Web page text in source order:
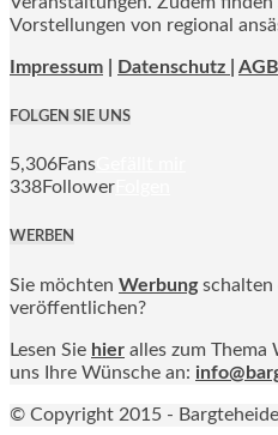
Vorstellungen von regional
Impressum Datenschutz | AGB
FOLGEN SIE UNS
5,306Fans
338Follower
WERBEN
Sie möchten Werbung
veröffentlichen?
Lesen Sie hier alles zum Thema
uns Ihre Wünsche an:
© Copyright 2015 - Bargteheide